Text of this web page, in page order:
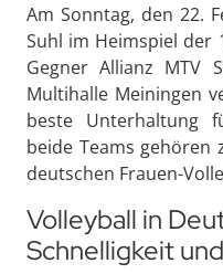
Am Sonntag, den 22.
Suhl im Heimspiel der
Gegner Allianz MTV
Multihalle Meiningen
beste Unterhaltung
beide Teams
deutschen Frauen-
Volleyball in
Schnelligkeit